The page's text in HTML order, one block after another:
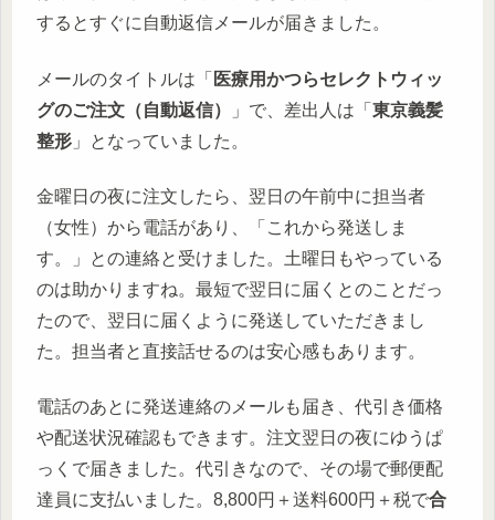
するとすぐに自動返信メールが届きました。
メールのタイトルは「 医療用かつらセレクトウィッ
グのご注文（自動返信）
」で、差出人は「 東京義髪
整形 」となっていました。
金曜日の夜に注文したら、翌日の午前中に担当者
（女性）から電話があり、「これから発送しま
す。」との連絡と受けました。土曜日もやっている
のは助かりますね。最短で翌日に届くとのことだっ
たので、翌日に届くように発送していただきまし
た。担当者と直接話せるのは安心感もあります。
電話のあとに発送連絡のメールも届き、代引き価格
や配送状況確認もできます。注文翌日の夜にゆうぱ
っくで届きました。代引きなので、その場で郵便配
達員に支払いました。8,800円＋送料600円＋税で合